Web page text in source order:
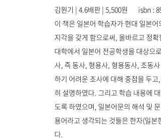
김원기 | 4.6배판 | 5,500원 isbn :
이 책은 일본어 학습자가 현대 일본
지각을 갖게 함으로써, 올바르고 정
대학에서 일본어 전공학생을 대상으
사, 즉 동사, 형용사, 형용동사, 조동
하기 어려운 조사에 대해 중점을 두
히 설명하였다. 그리고 학습 내용에
도록 하였으며, 일본어문의 해석 및
용어라고 생각되는 것들은 한자(일
다.